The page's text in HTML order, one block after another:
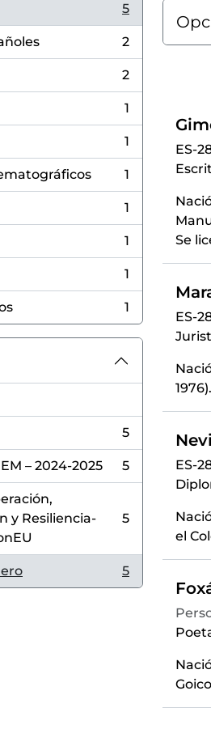
5
2
2
1
1
1
1
1
1
1
5
– 2024-2025 5
y Resiliencia-
5
5
ES-
Se
ES-
ES-
el